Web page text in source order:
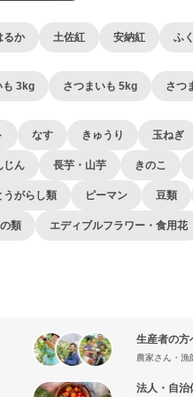
るか 土佐紅 安納紅 ふ
も 3kg さつまいも 5kg さつ
なす きゅうり 玉ねぎ
じん 長芋・山芋 きのこ
うがらし類 ピーマン 豆類
類 エディブルフラワー・食用花
生産者の方
農家さん・漁
法人・自治